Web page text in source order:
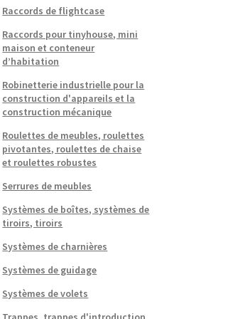
Raccords de flightcase
Raccords pour tinyhouse, mini
maison et conteneur
d’habitation
Robinetterie industrielle pour la
construction d'appareils et la
construction mécanique
Roulettes de meubles, roulettes
pivotantes, roulettes de chaise
et roulettes robustes
Serrures de meubles
Systèmes de boîtes, systèmes de
tiroirs, tiroirs
Systèmes de charnières
Systèmes de guidage
Systèmes de volets